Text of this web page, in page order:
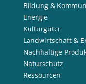
Bildung &
Energie
Kulturgüter
Landwirtschaft &
Nachhaltige
Naturschutz
Ressourcen